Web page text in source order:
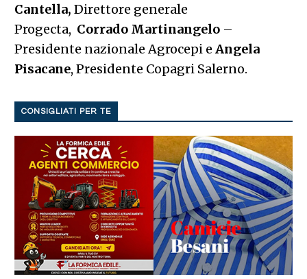
Cantella, Direttore generale
Progecta, Corrado Martinangelo–
Presidente nazionale Agrocepi e Angela
Pisacane, Presidente Copagri Salerno.
CONSIGLIATI PER TE